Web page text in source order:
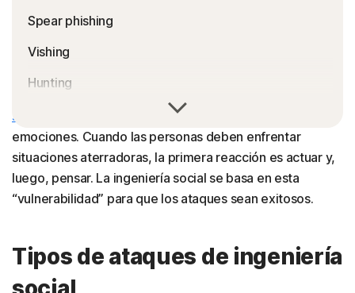
Spear phishing
Vishing
Hunting
software
, y las versiones humanas de ellas son nuestras
emociones. Cuando las personas deben enfrentar
situaciones aterradoras, la primera reacción es actuar y,
luego, pensar. La ingeniería social se basa en esta
“vulnerabilidad” para que los ataques sean exitosos.
Tipos de ataques de ingeniería